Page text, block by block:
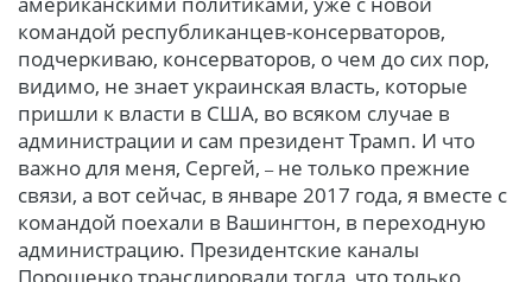
командой республиканцев-консерваторов,
подчеркиваю, консерваторов, о чем до сих пор,
видимо, не знает украинская власть, которые
пришли к власти в США, во всяком случае в
администрации и сам президент Трамп. И что
важно для меня, Сергей, – не только прежние
связи, а вот сейчас, в январе 2017 года, я вместе с
командой поехали в Вашингтон, в переходную
администрацию. Президентские каналы